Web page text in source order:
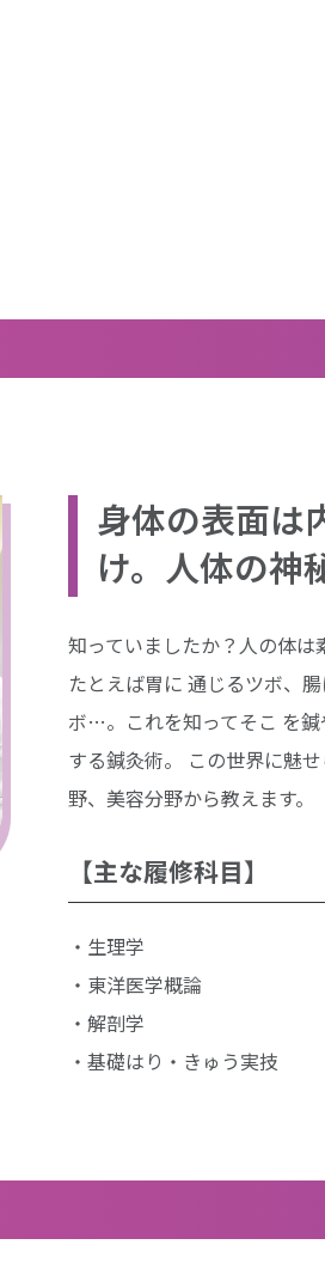
身体の表面は
け。人体の神
知っていましたか？人の体は
たとえば胃に 通じるツボ、
ボ…。これを知ってそこ を
する鍼灸術。 この世界に魅
野、美容分野から教えます。
【主な履修科目】
生理学
東洋医学概論
解剖学
基礎はり・きゅう実技